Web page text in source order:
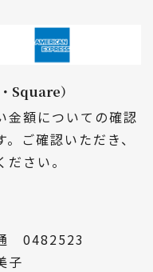
Square）
金額についての確認
ご確認いただき、
さい。
0482523
子